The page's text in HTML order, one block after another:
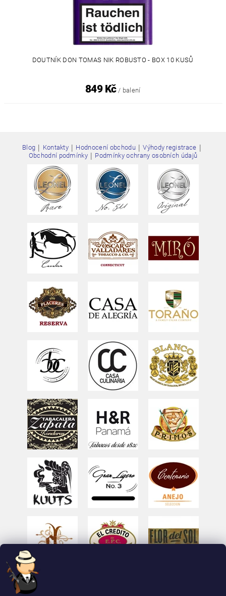
DOUTNÍK DON TOMAS NIK ROBUSTO - BOX 10 KUSŮ
849 Kč / balení
Blog | Kontakty | Hodnocení obchodu | Výhody registrace |
Obchodní podmínky | Podmínky ochrany osobních údajů